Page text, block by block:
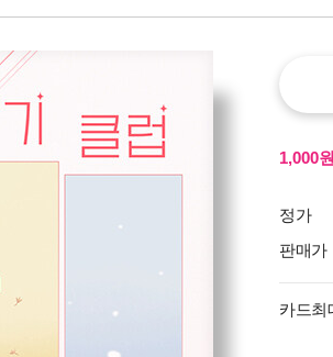
1,000
정가
판매가
카드